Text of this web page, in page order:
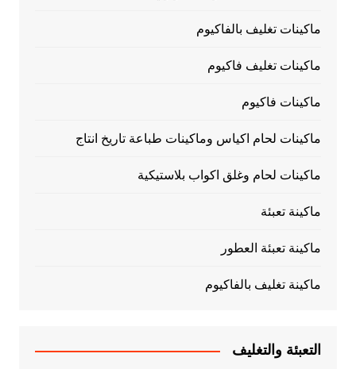
ماكينات تغليف بالفاكيوم
ماكينات تغليف فاكيوم
ماكينات فاكيوم
ماكينات لحام اكياس وماكينات طباعة تاريخ انتاج
ماكينات لحام وغلق اكواب بلاستيكية
ماكينة تعبئة
ماكينة تعبئة العطور
ماكينة تغليف بالفاكيوم
التعبئة والتغليف